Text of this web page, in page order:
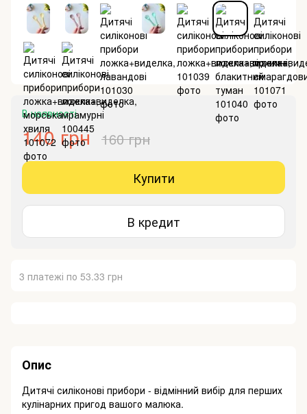
В наявності
140 грн 160 грн
Купити
В кредит
3 платежі по 53.33 грн
Опис
Дитячі силіконові прибори - відмінний вибір для перших
кулінарних пригод вашого малюка.